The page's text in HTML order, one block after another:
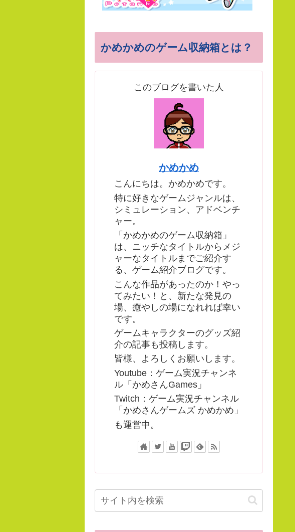
かめかめのゲーム収納箱とは？
このブログを書いた人
かめかめ
こんにちは。かめかめです。
特に好きなゲームジャンルは、
シミュレーション、アドベンチ
ャー。
「かめかめのゲーム収納箱」
は、ニッチなタイトルからメジ
ャーなタイトルまでご紹介す
る、ゲーム紹介ブログです。
こんな作品があったのか！やっ
てみたい！と、新たな発見の
場、癒やしの場になれれば幸い
です。
ゲームキャラクターのグッズ紹
介の記事も投稿します。
皆様、よろしくお願いします。
Youtube：ゲーム実況チャンネ
ル「かめさんGames」
Twitch：ゲーム実況チャンネル
「かめさんゲームズ かめかめ」
も運営中。